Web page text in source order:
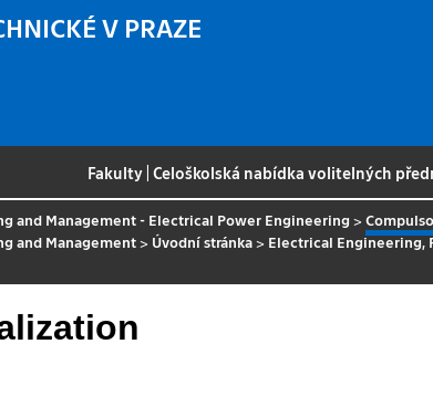
V PRAZE
Fakulty |Celoškolská nabídka volitelných
and Management - Electrical Power Engineering >
and Management> Úvodní stránka > Electrical Engineering,